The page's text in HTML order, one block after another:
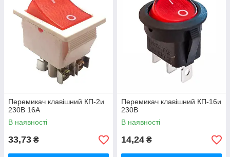
Перемикач клавішний КП-2и
230В 16А
В наявності
33,73 ₴
Перемикач клавішний КП-16и
230В
В наявності
14,24 ₴